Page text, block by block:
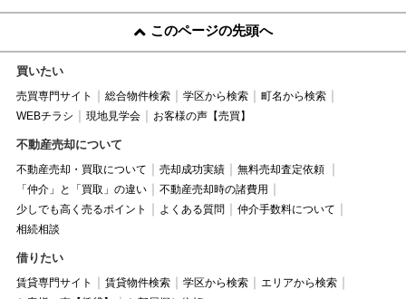
このページの先頭へ
買いたい
売買専門サイト 総合物件検索 学区から検索
町名から検索
WEBチラシ
現地見学会 お客様の声【売買】
不動産売却について
不動産売却・買取について 売却成功実績
無料売却査定依頼
「仲介」と「買取」の違い
不動産売却時の諸費用
少しでも高く売るポイント
よくある質問
仲介手数料について
相続相談
借りたい
賃貸専門サイト 賃貸物件検索 学区から検索
エリアから検索